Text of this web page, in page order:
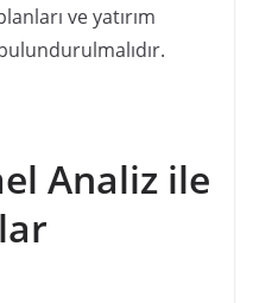
ve yatırım
Analiz ile